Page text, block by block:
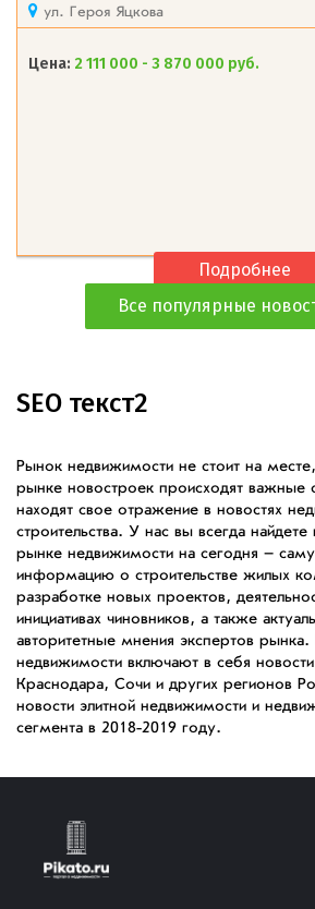
ул. Героя Яцкова
Цена: 2 111 000 - 3 870 000 руб.
Подробнее
Все популярные
SEO текст2
Рынок недвижимости не стоит на
рынке новостроек происходят важные
находят свое отражение в новостях
строительства. У нас вы всегда
рынке недвижимости на сегодня –
информацию о строительстве жилых
разработке новых проектов,
инициативах чиновников, а также
авторитетные мнения экспертов
недвижимости включают в себя
Краснодара, Сочи и других регионов
новости элитной недвижимости и
сегмента в 2018-2019 году.